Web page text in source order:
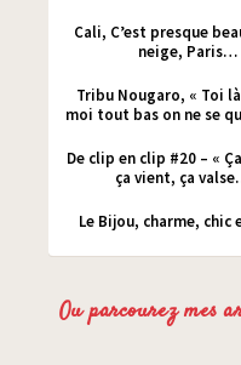
Cali, C’est presque
neige, Paris…
Tribu Nougaro, « Toi
moi tout bas on ne se
De clip en clip #20 – «
ça vient, ça
Le Bijou, charme, chic
Ou parcourez mes